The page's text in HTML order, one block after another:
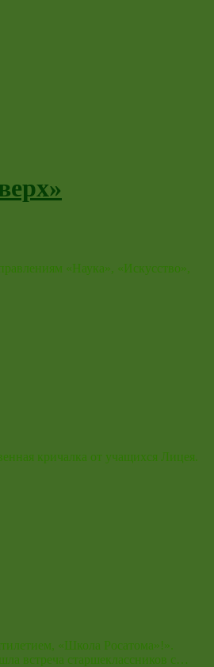
«Наука», «Искусство»,
кричалка от учащихся Лицея.
«Школа Росатома»!».
встреча старшеклассников с…